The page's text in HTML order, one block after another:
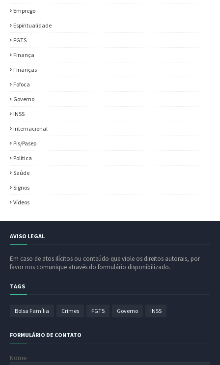
Emprego
Espiritualidade
FGTS
Finança
Finanças
Fofoca
Governo
INSS
Internacional
Pis/Pasep
Política
Saúde
Signos
Vídeos
AVISO LEGAL
Em caso de atos ilícitos ou conteúdo que viole os direitos autorais, por
favor nos comunique através do formulário disponibilizado.
TAGS
Bolsa Família Crimes FGTS Governo INSS
FORMULÁRIO DE CONTATO
Nome